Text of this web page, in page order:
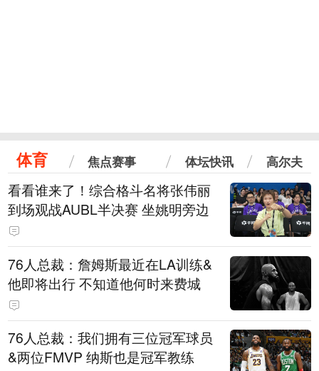
体育 焦点赛事 体坛快讯 高尔夫
看看谁来了！综合格斗名将张伟丽
到场观战AUBL半决赛 坐姚明旁边
76人总裁：詹姆斯最近在LA训练&
他即将出行 不知道他何时来费城
76人总裁：我们拥有三位冠军球员
&两位FMVP 纳斯也是冠军教练